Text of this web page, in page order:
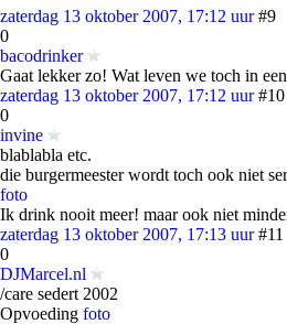
zaterdag 13 oktober 2007, 17:12 uur #9
0
bacodrinker
Gaat lekker zo! Wat leven we toch in
zaterdag 13 oktober 2007, 17:12 uur #10
0
invine
blablabla etc.
die burgermeester wordt toch ook niet
foto
Ik drink nooit meer! maar ook niet
zaterdag 13 oktober 2007, 17:13 uur #11
0
DJMarcel.nl
/care sedert 2002
Opvoeding foto